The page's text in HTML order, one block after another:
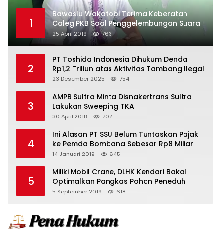
1
Bawaslu Wakatobi Terima Keberatan
Caleg PKB Soal Penggelembungan Suara
25 April 2019 763
2
PT Toshida Indonesia Dihukum Denda
Rp1,2 Triliun atas Aktivitas Tambang Ilegal
23 Desember 2025 754
3
AMPB Sultra Minta Disnakertrans Sultra
Lakukan Sweeping TKA
30 April 2018 702
4
Ini Alasan PT SSU Belum Tuntaskan Pajak
ke Pemda Bombana Sebesar Rp8 Miliar
14 Januari 2019 645
5
Miliki Mobil Crane, DLHK Kendari Bakal
Optimalkan Pangkas Pohon Peneduh
5 September 2019 618